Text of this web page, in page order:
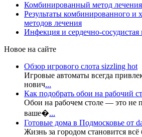
Комбинированный метод лечения
Результаты комбинированного и
методов лечения
Инфекция и сердечно-сосудистая
Новое на сайте
Обзор игрового слота sizzling hot
Игровые автоматы всегда
нович...
Как подобрать обои на рабочий
Обои на рабочем столе — это не
ваше�...
Готовые дома в Подмосковье от
Жизнь за городом становится всё